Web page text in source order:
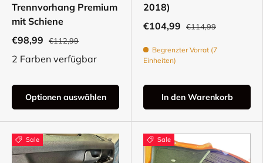
Trennvorhang Premium
mit Schiene
€98,99
€112,99
2 Farben verfügbar
Optionen auswählen
2018)
€104,99
€114,99
Begrenzter Vorrat (7
Einheiten)
In den Warenkorb
Sale Sale